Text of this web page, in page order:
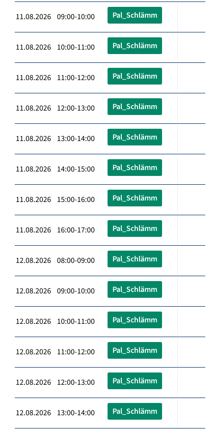
11.08.2026 09:00-10:00 Pal_Schlämm
11.08.2026 10:00-11:00 Pal_Schlämm
11.08.2026 11:00-12:00 Pal_Schlämm
11.08.2026 12:00-13:00 Pal_Schlämm
11.08.2026 13:00-14:00 Pal_Schlämm
11.08.2026 14:00-15:00 Pal_Schlämm
11.08.2026 15:00-16:00 Pal_Schlämm
11.08.2026 16:00-17:00 Pal_Schlämm
12.08.2026 08:00-09:00 Pal_Schlämm
12.08.2026 09:00-10:00 Pal_Schlämm
12.08.2026 10:00-11:00 Pal_Schlämm
12.08.2026 11:00-12:00 Pal_Schlämm
12.08.2026 12:00-13:00 Pal_Schlämm
12.08.2026 13:00-14:00 Pal_Schlämm